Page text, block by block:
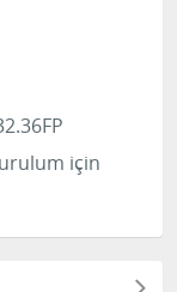
için